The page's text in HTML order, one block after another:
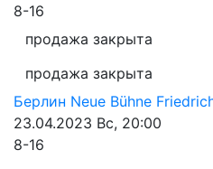
8-16
продажа закрыта
продажа закрыта
Берлин Neue Bühne
23.04.2023 Вс, 20:00
8-16